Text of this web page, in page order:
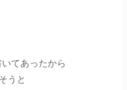
てあったから
うと